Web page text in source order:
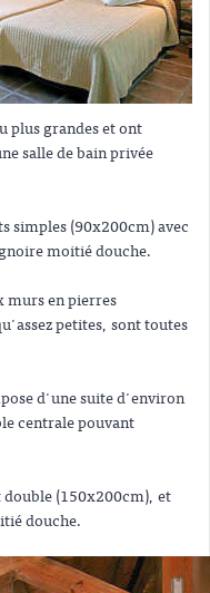
plus grandes et ont
salle de bain privée
simples (90x200cm) avec
moitié douche.
murs en pierres
petites, sont toutes
d'une suite d'environ
centrale pouvant
(150x200cm), et
douche.